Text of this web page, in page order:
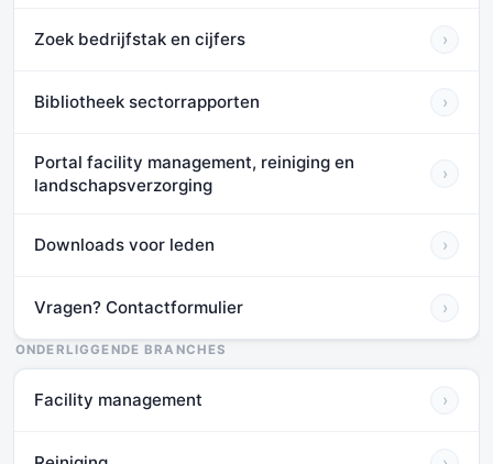
Zoek bedrijfstak en cijfers ›
Bibliotheek sectorrapporten ›
Portal facility management, reiniging en
landschapsverzorging
›
Downloads voor leden ›
Vragen? Contactformulier ›
ONDERLIGGENDE BRANCHES
Facility management ›